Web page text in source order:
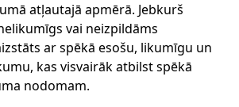
atļautajā apmērā. Jebkurš
vai neizpildāms
ar spēkā esošu, likumīgu un
kas visvairāk atbilst spēkā
nodomam.